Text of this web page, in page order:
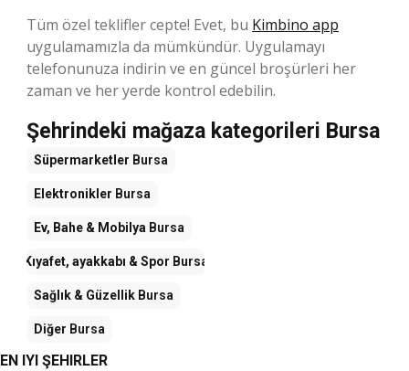
Tüm özel teklifler cepte! Evet, bu Kimbino app
uygulamamızla da mümkündür. Uygulamayı
telefonunuza indirin ve en güncel broşürleri her
zaman ve her yerde kontrol edebilin.
Şehrindeki mağaza kategorileri Bursa
Süpermarketler Bursa
Elektronikler Bursa
Ev, Bahe & Mobilya Bursa
Kıyafet, ayakkabı & Spor Bursa
Sağlık & Güzellik Bursa
Diğer Bursa
EN IYI ŞEHIRLER